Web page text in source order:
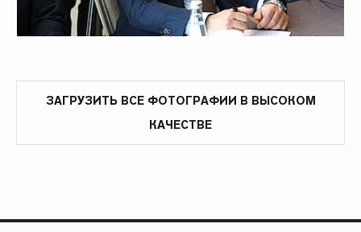
ЗАГРУЗИТЬ ВСЕ ФОТОГРАФИИ В ВЫСОКОМ
КАЧЕСТВЕ